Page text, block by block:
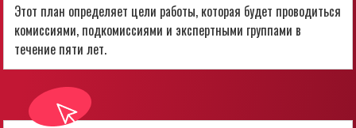
Этот план определяет цели работы, которая будет проводиться
комиссиями, подкомиссиями и экспертными группами в
течение пяти лет.